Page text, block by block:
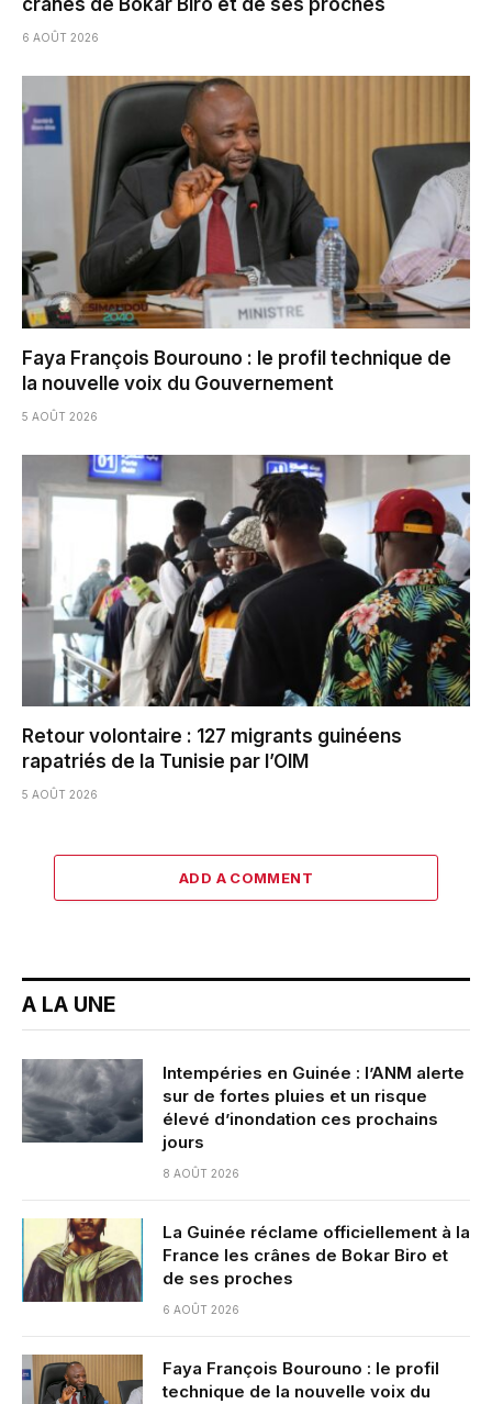
crânes de Bokar Biro et de ses proches
6 AOÛT 2026
Faya François Bourouno : le profil technique de
la nouvelle voix du Gouvernement
5 AOÛT 2026
Retour volontaire : 127 migrants guinéens
rapatriés de la Tunisie par l’OIM
5 AOÛT 2026
ADD A COMMENT
A LA UNE
Intempéries en Guinée : l’ANM alerte
sur de fortes pluies et un risque
élevé d’inondation ces prochains
jours
8 AOÛT 2026
La Guinée réclame officiellement à la
France les crânes de Bokar Biro et
de ses proches
6 AOÛT 2026
Faya François Bourouno : le profil
technique de la nouvelle voix du